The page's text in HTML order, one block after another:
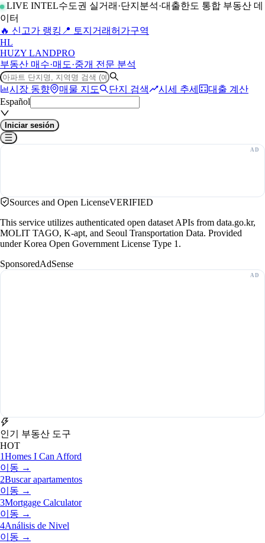
LIVE INTEL수도권 실거래·단지분석·대출한도 통합 부동산 데
이터
🔥 신고가 랭킹 📍 토지거래허가구역
HL
HUZY LANDPRO
부동산 매수·매도·중개 전문 분석
시장 동향 매물 지도 단지 검색 시세 추세
대출 계산
Español
Iniciar sesión
Sources and Open LicenseVERIFIED
This service utilizes authenticated open dataset APIs from data.go.kr,
MOLIT TAGO, K-apt, and Seoul Transportation Data. Provided
under Korea Open Government License Type 1.
SponsoredAdSense
인기 부동산 도구
HOT
1Homes I Can Afford
이동 →
2Buscar apartamentos
이동 →
3Mortgage Calculator
이동 →
4Análisis de Nivel
이동 →